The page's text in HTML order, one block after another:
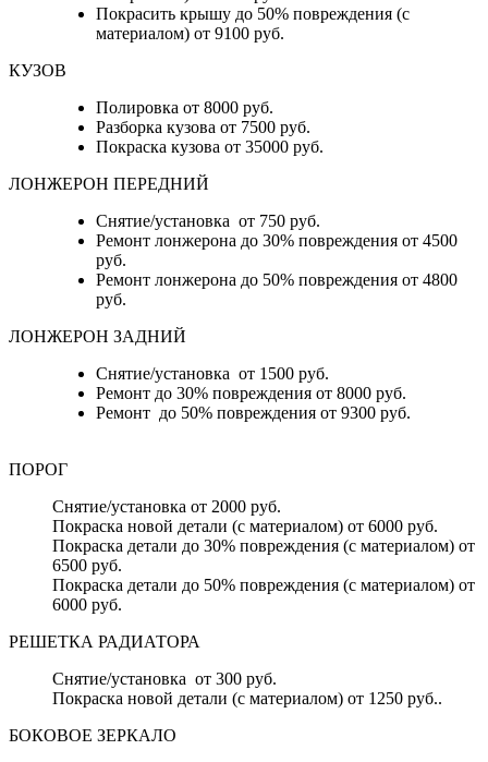
Покрасить крышу до 50% повреждения (с
материалом) от 9100 руб.
КУЗОВ
Полировка от 8000 руб.
Разборка кузова от 7500 руб.
Покраска кузова от 35000 руб.
ЛОНЖЕРОН ПЕРЕДНИЙ
Снятие/установка от 750 руб.
Ремонт лонжерона до 30% повреждения от 4500
руб.
Ремонт лонжерона до 50% повреждения от 4800
руб.
ЛОНЖЕРОН ЗАДНИЙ
Снятие/установка от 1500 руб.
Ремонт до 30% повреждения от 8000 руб.
Ремонт до 50% повреждения от 9300 руб.
ПОРОГ
Снятие/установка от 2000 руб.
Покраска новой детали (с материалом) от 6000 руб.
Покраска детали до 30% повреждения (с материалом) от
6500 руб.
Покраска детали до 50% повреждения (с материалом) от
6000 руб.
РЕШЕТКА РАДИАТОРА
Снятие/установка от 300 руб.
Покраска новой детали (с материалом) от 1250 руб..
БОКОВОЕ ЗЕРКАЛО